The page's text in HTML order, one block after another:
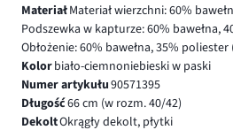
MateriałMateriał wierzchni: 60%
Podszewka w kapturze: 60% bawełna,
Obłożenie: 60% bawełna, 35%
Kolorbiało-ciemnoniebieski w paski
Numer artykułu90571395
Długość66 cm (w rozm. 40/42)
DekoltOkrągły dekolt, płytki